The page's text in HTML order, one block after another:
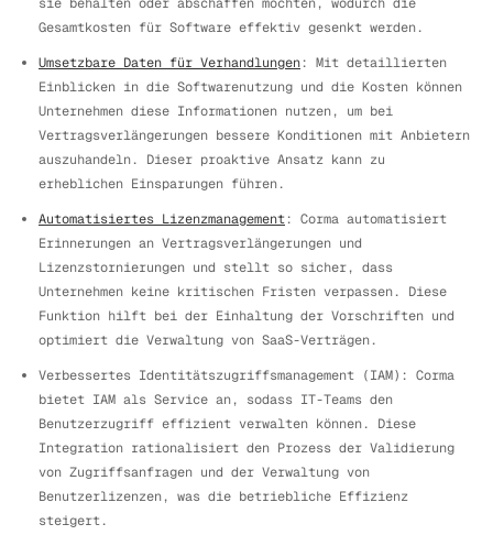
Gesamtkosten für Software effektiv gesenkt werden.
Umsetzbare Daten für Verhandlungen: Mit detaillierten
Einblicken in die Softwarenutzung und die Kosten können
Unternehmen diese Informationen nutzen, um bei
Vertragsverlängerungen bessere Konditionen mit Anbietern
auszuhandeln. Dieser proaktive Ansatz kann zu
erheblichen Einsparungen führen.
Automatisiertes Lizenzmanagement: Corma automatisiert
Erinnerungen an Vertragsverlängerungen und
Lizenzstornierungen und stellt so sicher, dass
Unternehmen keine kritischen Fristen verpassen. Diese
Funktion hilft bei der Einhaltung der Vorschriften und
optimiert die Verwaltung von SaaS-Verträgen.
Verbessertes Identitätszugriffsmanagement (IAM): Corma
bietet IAM als Service an, sodass IT-Teams den
Benutzerzugriff effizient verwalten können. Diese
Integration rationalisiert den Prozess der Validierung
von Zugriffsanfragen und der Verwaltung von
Benutzerlizenzen, was die betriebliche Effizienz
steigert.